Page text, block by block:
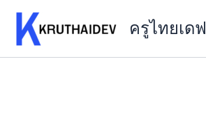
content
ครูไทยเดฟ